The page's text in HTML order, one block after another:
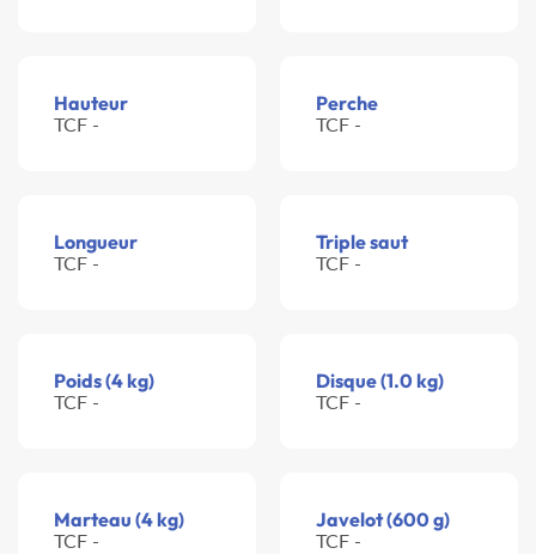
Hauteur
TCF -
Perche
TCF -
Longueur
TCF -
Triple saut
TCF -
Poids (4 kg)
TCF -
Disque (1.0 kg)
TCF -
Marteau (4 kg)
TCF -
Javelot (600 g)
TCF -